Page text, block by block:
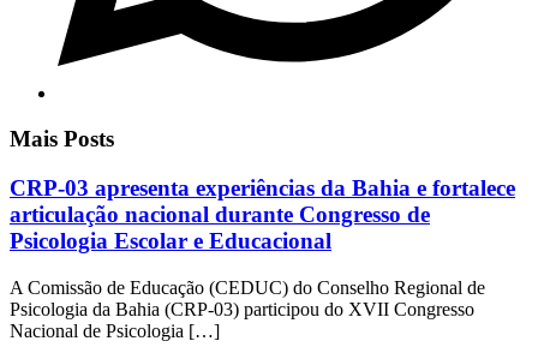
Mais Posts
CRP-03 apresenta experiências da Bahia e fortalece
articulação nacional durante Congresso de
Psicologia Escolar e Educacional
A Comissão de Educação (CEDUC) do Conselho Regional de
Psicologia da Bahia (CRP-03) participou do XVII Congresso
Nacional de Psicologia […]